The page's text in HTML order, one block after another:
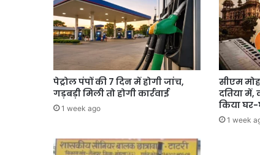
पेट्रोल पंपों की 7 दिन में होगी जांच,
गड़बड़ी मिली तो होगी कार्रवाई
1 week ago
सीएम
दतिया
किया
1 week